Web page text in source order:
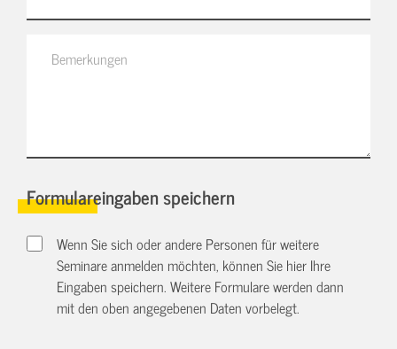
Formulareingaben speichern
Wenn Sie sich oder andere Personen für weitere
Seminare anmelden möchten, können Sie hier Ihre
Eingaben speichern. Weitere Formulare werden dann
mit den oben angegebenen Daten vorbelegt.